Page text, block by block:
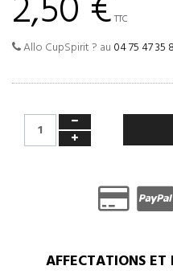
TTC
Allo CupSpirit ? au 04 75 47 35
AFFECTATIONS